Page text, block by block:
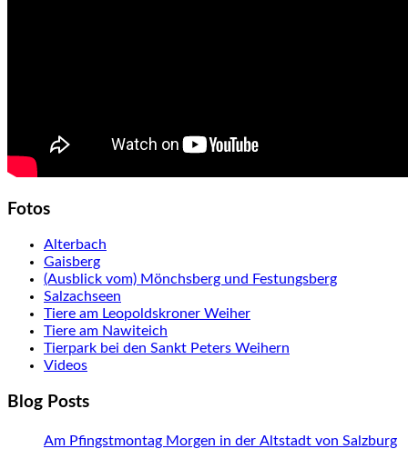
Fotos
Alterbach
Gaisberg
(Ausblick vom) Mönchsberg und Festungsberg
Salzachseen
Tiere am Leopoldskroner Weiher
Tiere am Nawiteich
Tierpark bei den Sankt Peters Weihern
Videos
Blog Posts
Am Pfingstmontag Morgen in der Altstadt von Salzburg